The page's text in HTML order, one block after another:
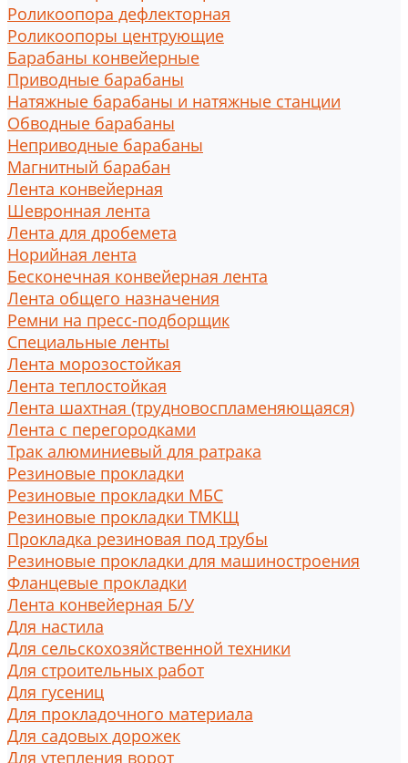
Роликоопора дефлекторная
Роликоопоры центрующие
Барабаны конвейерные
Приводные барабаны
Натяжные барабаны и натяжные станции
Обводные барабаны
Неприводные барабаны
Магнитный барабан
Лента конвейерная
Шевронная лента
Лента для дробемета
Норийная лента
Бесконечная конвейерная лента
Лента общего назначения
Ремни на пресс-подборщик
Специальные ленты
Лента морозостойкая
Лента теплостойкая
Лента шахтная (трудновоспламеняющаяся)
Лента с перегородками
Трак алюминиевый для ратрака
Резиновые прокладки
Резиновые прокладки МБС
Резиновые прокладки ТМКЩ
Прокладка резиновая под трубы
Резиновые прокладки для машиностроения
Фланцевые прокладки
Лента конвейерная Б/У
Для настила
Для сельскохозяйственной техники
Для строительных работ
Для гусениц
Для прокладочного материала
Для садовых дорожек
Для утепления ворот